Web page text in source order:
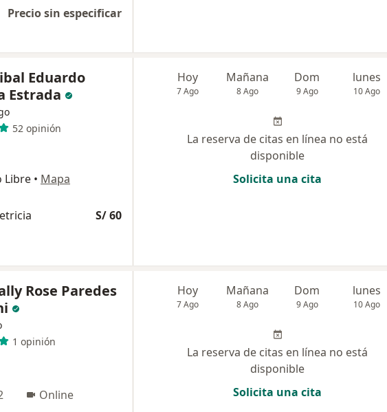
Precio sin especificar
Eduardo
Estrada
52 opinión
Libre • Mapa
S/ 60
Hoy
7 Ago
Mañana
8 Ago
Dom
9 Ago
lunes
10 Ago
La reserva de citas en línea no está
disponible
Solicita una cita
Rose Paredes
1 opinión
Online
Hoy
7 Ago
Mañana
8 Ago
Dom
9 Ago
lunes
10 Ago
La reserva de citas en línea no está
disponible
Solicita una cita